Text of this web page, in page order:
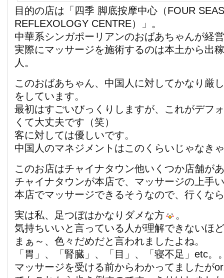
目的の店は「四季 脚底按摩中心（FOUR
REFLEXOLOGY CENTRE）」。
中華系シンガポーリアンのおばあちゃんが経
実際にマッサージを施術するのは本土から出
人。
このおばあちゃん、中国人に対してかなり厳
をしています。
最初はすごいびっくりしますが、これがデフ
くて大丈夫です（笑）
客に対しては優しいです。
中国人のマネジメントはこのくらいじゃなき
このお店はチャイナタウン他いくつか店舗が
チャイナタウンが本店で、マッサージの上手
本店でマッサージできるそうなので、行くな
実は私、足つぼはかなりダメな方
。
気持ちいいと言っている人が理解できないほ
まぁ～、色々だめだと言われましたよね。
「胃」、「腎臓」、「目」、「寝不足」etc。
マッサージを受ける前からわかってましたが